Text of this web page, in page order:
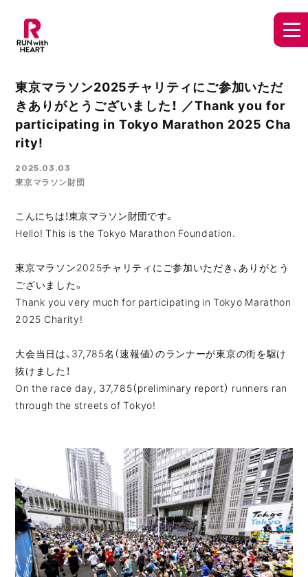
東京マラソン2025チャリティにご参加いただ
きありがとうございました！ ／Thank you for
participating in Tokyo Marathon 2025 Cha
rity!
2025.03.03
東京マラソン財団
こんにちは！東京マラソン財団です。
Hello! This is the Tokyo Marathon Foundation.
東京マラソン2025チャリティにご参加いただき、ありがとう
ございました。
Thank you very much for participating in Tokyo Marathon
2025 Charity!
大会当日は、37,785名（速報値）のランナーが東京の街を駆け
抜けました！
On the race day, 37,785（preliminary report） runners ran
through the streets of Tokyo!